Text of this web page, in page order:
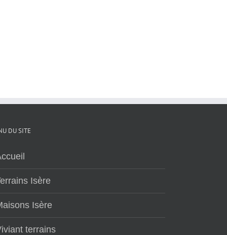
DU SITE
Isère
Isère
terrains